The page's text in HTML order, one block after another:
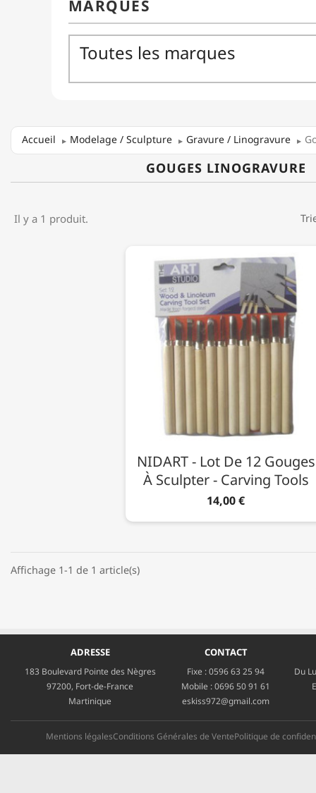
Accueil Modelage / Sculpture Gravure / Linogravure
GOUGES LINOGRAVURE
Il y a 1 produit.
NIDART - Lot De 12 Gouges
À Sculpter - Carving Tools
14,00 €
Affichage 1-1 de 1 article(s)
ADRESSE
183 Boulevard Pointe des Nègres
97200, Fort-de-France
Martinique
CONTACT
Fixe :0596 63 25 94
Mobile :0696 50 91 61
eskiss972@gmail.com
Du
Mentions légalesConditions Générales de VentePolitique de